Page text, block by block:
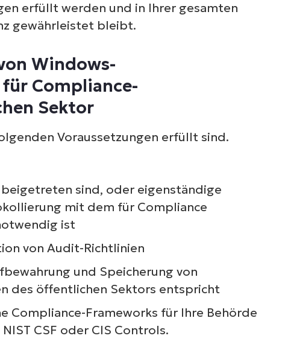
erfüllt werden und in Ihrer gesamten
gewährleistet bleibt.
Windows-
Compliance-
Sektor
Voraussetzungen erfüllt sind.
sind, oder eigenständige
mit dem für Compliance
ist
von Audit-Richtlinien
und Speicherung von
des öffentlichen Sektors entspricht
Compliance-Frameworks für Ihre Behörde
CSF oder CIS Controls.
Sie NinjaOne in
Aktion
Sie, wie NinjaOne IT-Aufgaben wie Endpunkt-
Patching, MDM, Ticketing und mehr
Demos ansehen